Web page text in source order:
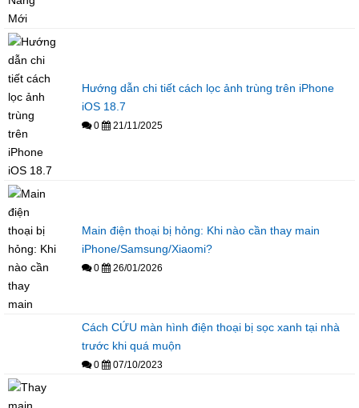
Hướng dẫn chi tiết cách lọc ảnh trùng trên iPhone
iOS 18.7
0 21/11/2025
Main điện thoại bị hỏng: Khi nào cần thay main
iPhone/Samsung/Xiaomi?
0 26/01/2026
Cách CỨU màn hình điện thoại bị sọc xanh tại nhà
trước khi quá muộn
0 07/10/2023